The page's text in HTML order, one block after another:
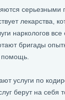
серьезными
лекарства,
наркологов
бригады
помощь.
услуги по
берут на